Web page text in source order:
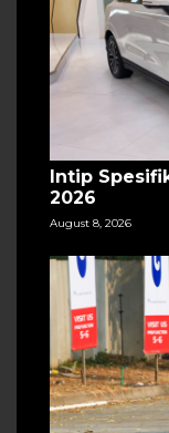
Intip
2026
August 8, 2026